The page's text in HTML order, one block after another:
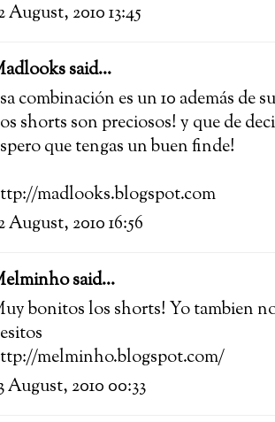
August, 2010 13:45
said...
combinación es un 10 además de
shorts son preciosos! y que de
que tengas un buen finde!
madlooks.blogspot.com
August, 2010 16:56
said...
bonitos los shorts! Yo tambien
melminho.blogspot.com/
August, 2010 00:33